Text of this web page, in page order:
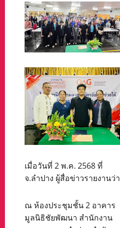
เมื่อวันที่ 2 พ.ค. 2568 ที่
จ.ลำปาง ผู้สื่อข่าวรายงานว่า
ณ ห้องประชุมชั้น 2 อาคาร
มูลนิธิชัยพัฒนา สำนักงาน